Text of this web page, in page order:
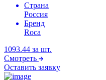
Страна
Россия
Бренд
Roca
1093.44 за шт.
Смотреть
Оставить заявку